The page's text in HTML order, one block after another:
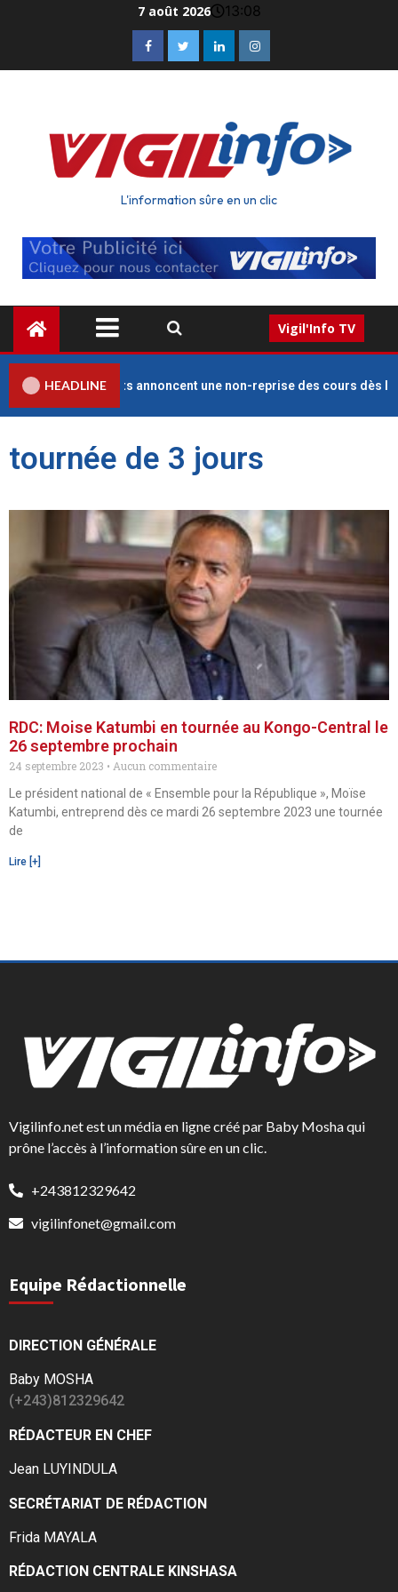
7 août 2026 13:08
L'information sûre en un clic
Vigil'Info TV
HEADLINE
des enseignants annoncent une non-reprise des cours dès le
tournée de 3 jours
RDC: Moise Katumbi en tournée au Kongo-Central le
26 septembre prochain
24 septembre 2023
Aucun commentaire
Le président national de « Ensemble pour la République », Moïse
Katumbi, entreprend dès ce mardi 26 septembre 2023 une tournée
de
Lire [+]
Vigilinfo.net est un média en ligne créé par Baby Mosha qui
prône l’accès à l’information sûre en un clic.
+243812329642
vigilinfonet@gmail.com
Equipe Rédactionnelle
DIRECTION GÉNÉRALE
Baby MOSHA
(+243)812329642
RÉDACTEUR EN CHEF
Jean LUYINDULA
SECRÉTARIAT DE RÉDACTION
Frida MAYALA
RÉDACTION CENTRALE KINSHASA